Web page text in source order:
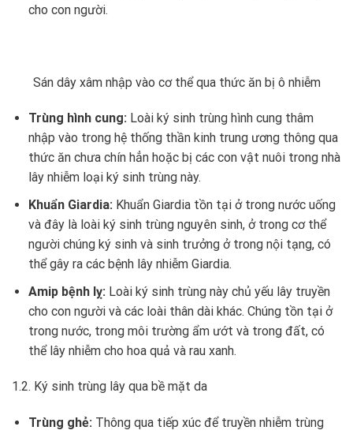
cho con người.
Sán dây xâm nhập vào cơ thể qua thức ăn bị ô nhiễm
Trùng hình cung: Loài ký sinh trùng hình cung thâm
nhập vào trong hệ thống thần kinh trung ương thông qua
thức ăn chưa chín hẳn hoặc bị các con vật nuôi trong nhà
lây nhiễm loại ký sinh trùng này.
Khuẩn Giardia: Khuẩn Giardia tồn tại ở trong nước uống
và đây là loài ký sinh trùng nguyên sinh, ở trong cơ thể
người chúng ký sinh và sinh trưởng ở trong nội tạng, có
thể gây ra các bệnh lây nhiễm Giardia.
Amip bệnh lỵ: Loài ký sinh trùng này chủ yếu lây truyền
cho con người và các loài thân dài khác. Chúng tồn tại ở
trong nước, trong môi trường ẩm ướt và trong đất, có
thể lây nhiễm cho hoa quả và rau xanh.
1.2. Ký sinh trùng lây qua bề mặt da
Trùng ghẻ: Thông qua tiếp xúc để truyền nhiễm trùng